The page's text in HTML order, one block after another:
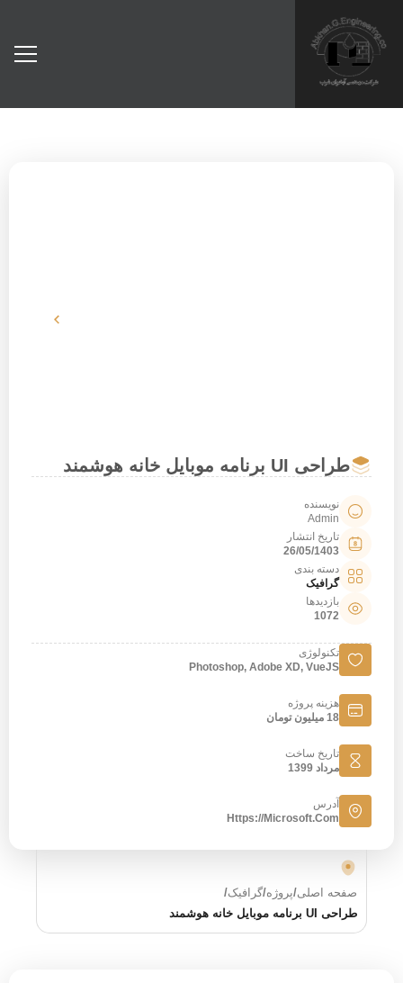
طراحی UI برنامه موبایل خانه هوشمند
نویسنده
Admin
تاریخ انتشار
26/05/1403
دسته بندی
گرافیک
بازدیدها
1072
تکنولوژی
Photoshop, Adobe XD, VueJS
هزینه پروژه
18 میلیون تومان
تاریخ ساخت
مرداد 1399
آدرس
Https://microsoft.com
صفحه اصلی/پروژه/گرافیک/
طراحی UI برنامه موبایل خانه هوشمند